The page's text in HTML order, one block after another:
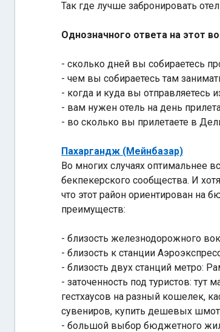
Так где лучше забронировать
Однозначного ответа на этот
- сколько дней вы собираетесь
- чем вы собираетесь там
- когда и куда вы отправляетесь
- вам нужен отель на день
- во сколько вы прилетаете в
Пахаргандж (Мейнбазар)
Во многих случаях оптимальнее
бекпекерского сообщества. И
что этот район ориентирован на
преимуществ:
- близость железнодорожного
- близость к станции
- близость двух станций метро:
- заточенность под туристов:
гестхаусов на разный кошелек,
сувениров, купить дешевых
- большой выбор бюджетного